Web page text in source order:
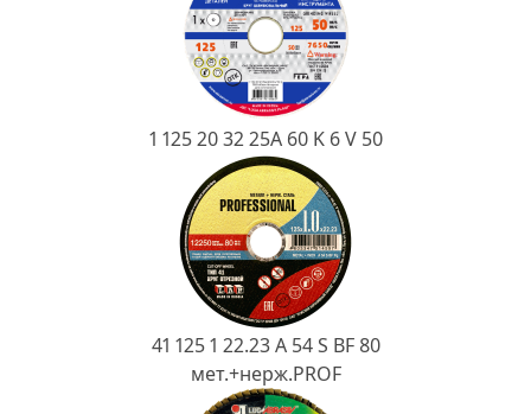
1 125 20 32 25А 60 K 6 V 50
41 125 1 22.23 A 54 S BF 80
мет.+нерж.PROF